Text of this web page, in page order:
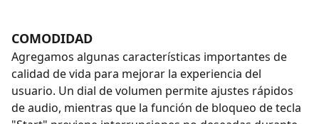
COMODIDAD
Agregamos algunas características importantes de
calidad de vida para mejorar la experiencia del
usuario. Un dial de volumen permite ajustes rápidos
de audio, mientras que la función de bloqueo de tecla